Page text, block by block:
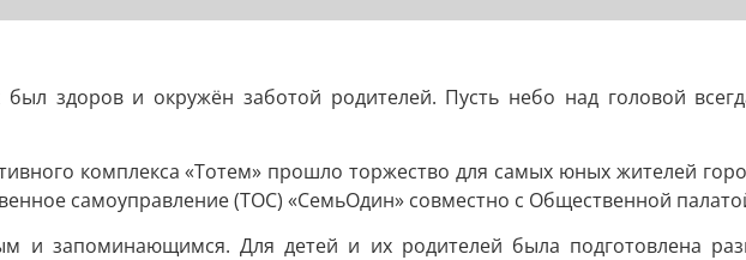
здоров и окружён заботой родителей. Пусть небо над головой
комплекса «Тотем» прошло торжество для самых юных жителей
самоуправление (ТОС) «СемьОдин» совместно с Общественной
и запоминающимся. Для детей и их родителей была подготовлена